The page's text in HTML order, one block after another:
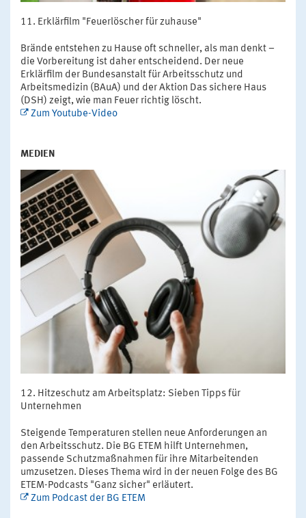
Erklärfilm "Feuerlöscher für zuhause"
Brände entstehen zu Hause oft schneller, als man denkt –
die Vorbereitung ist daher entscheidend. Der neue
Erklärfilm der Bundesanstalt für Arbeitsschutz und
Arbeitsmedizin (BAuA) und der Aktion Das sichere Haus
(DSH) zeigt, wie man Feuer richtig löscht.
Zum Youtube-Video
MEDIEN
Hitzeschutz am Arbeitsplatz: Sieben Tipps für
Unternehmen
Steigende Temperaturen stellen neue Anforderungen an
den Arbeitsschutz. Die BG ETEM hilft Unternehmen,
passende Schutzmaßnahmen für ihre Mitarbeitenden
umzusetzen. Dieses Thema wird in der neuen Folge des BG
ETEM-Podcasts "Ganz sicher" erläutert.
Zum Podcast der BG ETEM